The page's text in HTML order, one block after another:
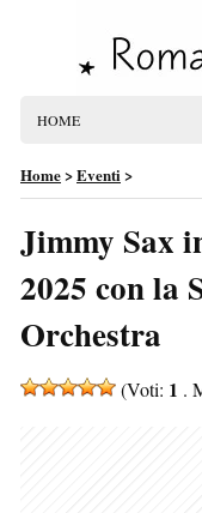
HOME
Home>Eventi>
Jimmy Sax
2025 con la
Orchestra
(Voti: 1 .